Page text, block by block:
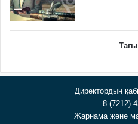
Директордың
8 (7212)
Жарнама және